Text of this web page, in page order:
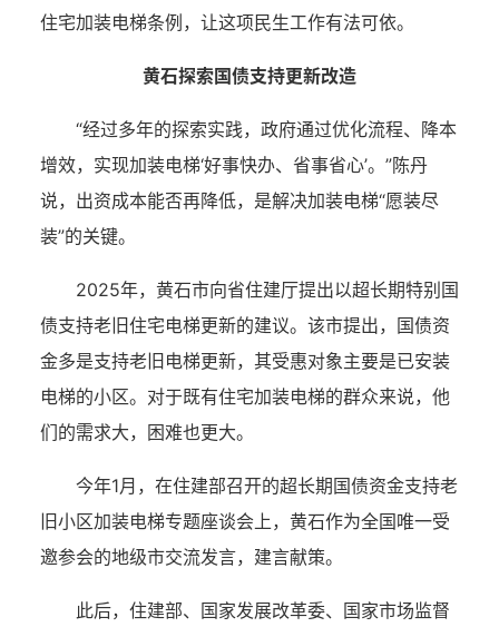
住宅加装电梯条例，让这项民生工作有法可依。
黄石探索国债支持更新改造
“经过多年的探索实践，政府通过优化流程、降本
增效，实现加装电梯‘好事快办、省事省心’。”陈丹
说，出资成本能否再降低，是解决加装电梯“愿装尽
装”的关键。
2025年，黄石市向省住建厅提出以超长期特别国
债支持老旧住宅电梯更新的建议。该市提出，国债资
金多是支持老旧电梯更新，其受惠对象主要是已安装
电梯的小区。对于既有住宅加装电梯的群众来说，他
们的需求大，困难也更大。
今年1月，在住建部召开的超长期国债资金支持老
旧小区加装电梯专题座谈会上，黄石作为全国唯一受
邀参会的地级市交流发言，建言献策。
此后，住建部、国家发展改革委、国家市场监督